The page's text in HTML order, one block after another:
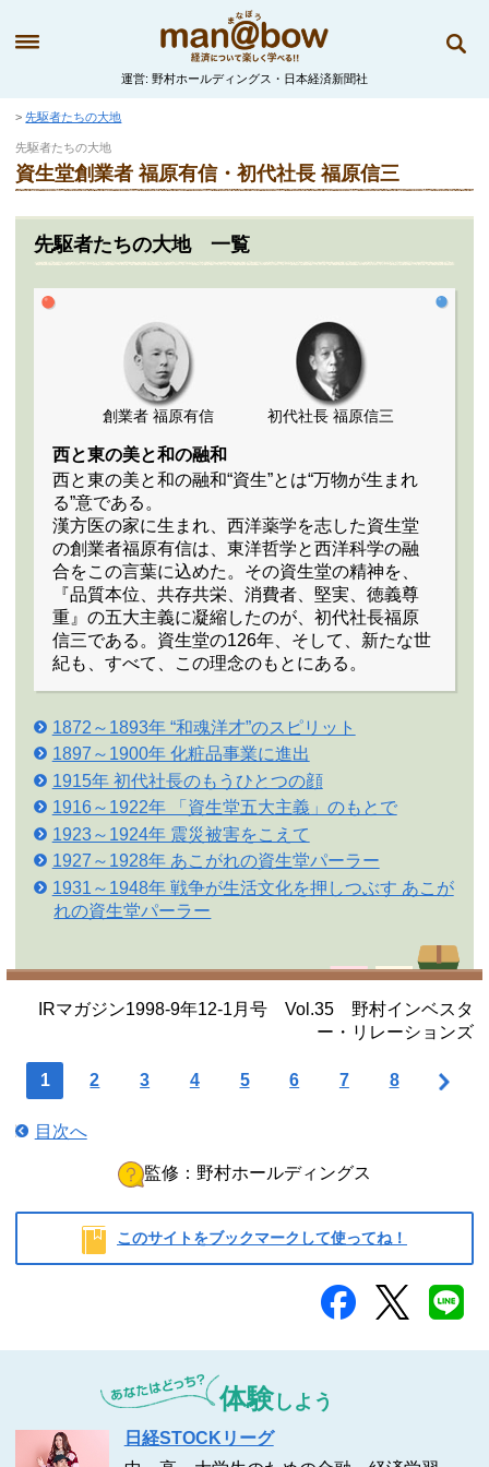
運営 野村ホールディングス・日本経済新聞社
先駆者たちの大地
先駆者たちの大地
資生堂創業者 福原有信・初代社長 福原信三
先駆者たちの大地 一覧
創業者 福原有信 初代社長 福原信三
西と東の美と和の融和
西と東の美と和の融和“資生”とは“万物が生まれ
る”意である。
漢方医の家に生まれ、西洋薬学を志した資生堂
の創業者福原有信は、東洋哲学と西洋科学の融
合をこの言葉に込めた。その資生堂の精神を、
『品質本位、共存共栄、消費者、堅実、徳義尊
重』の五大主義に凝縮したのが、初代社長福原
信三である。資生堂の126年、そして、新たな世
紀も、すべて、この理念のもとにある。
1872～1893年 “和魂洋才”のスピリット
1897～1900年 化粧品事業に進出
1915年 初代社長のもうひとつの顔
1916～1922年 「資生堂五大主義」のもとで
1923～1924年 震災被害をこえて
1927～1928年 あこがれの資生堂パーラー
1931～1948年 戦争が生活文化を押しつぶす あこが
れの資生堂パーラー
IRマガジン1998-9年12-1月号 Vol.35 野村インベスタ
ー・リレーションズ
1 2 3 4 5 6 7 8
目次へ
監修：野村ホールディングス
このサイトをブックマークして使ってね！
体験しよう
日経STOCKリーグ